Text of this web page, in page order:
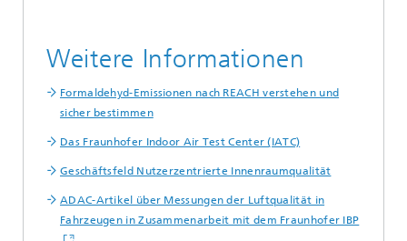
Weitere Informationen
Formaldehyd-Emissionen nach REACH verstehen und
sicher bestimmen
Das Fraunhofer Indoor Air Test Center (IATC)
Geschäftsfeld Nutzerzentrierte Innenraumqualität
ADAC-Artikel über Messungen der Luftqualität in
Fahrzeugen in Zusammenarbeit mit dem Fraunhofer IBP